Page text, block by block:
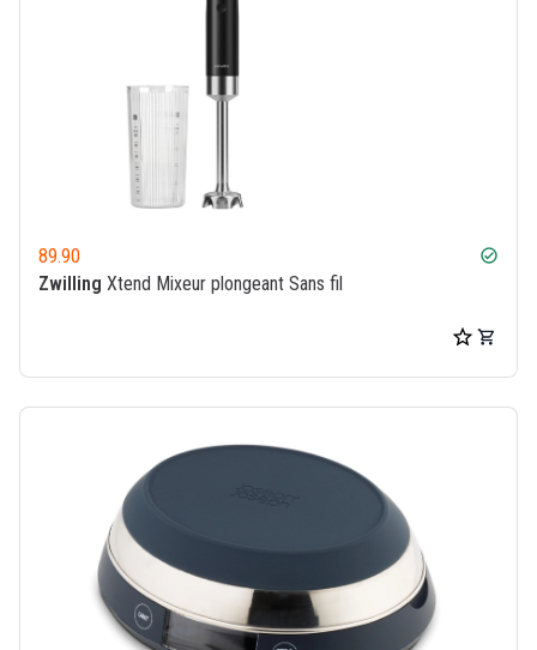
89.90 check_circle
Zwilling Xtend Mixeur plongeant Sans fil